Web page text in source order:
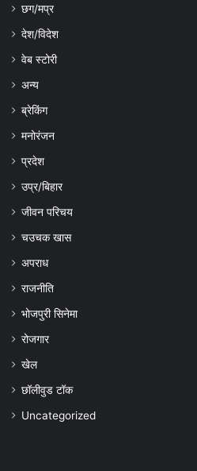
छग/मप्र
देश/विदेश
वेब स्टोरी
अन्य
ब्रेकिंग
मनोरंजन
प्रदेश
उप्र/बिहार
जीवन परिचय
चउचक खास
अपराध
राजनीति
भोजपुरी सिनेमा
रोजगार
खेल
छॉलीवुड टॉक
Uncategorized